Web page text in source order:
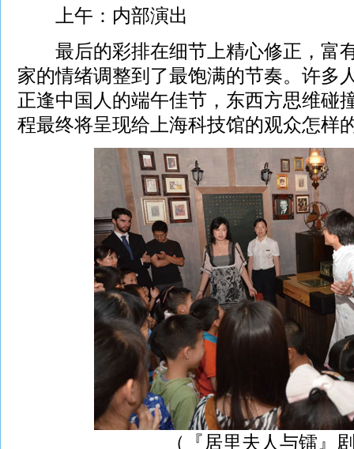
上午：内部演出
最后的彩排在细节上精心修正，富
家的情绪调整到了最饱满的节奏。许多
正逢中国人的端午佳节，东西方思维碰
程最终将呈现给上海科技馆的观众怎样
（『居里夫人与镭』